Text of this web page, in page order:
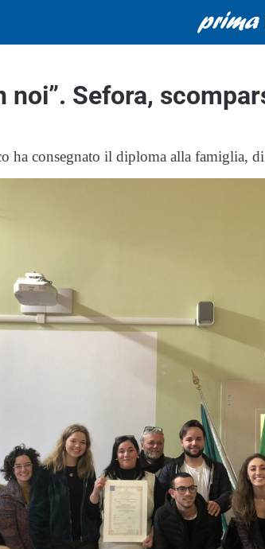
noi”. Sefora,
ha consegnato il diploma alla famiglia,